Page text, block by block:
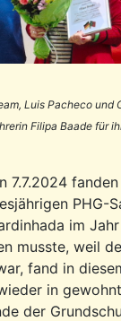
Luis Pacheco
Filipa Baade für
7.7.2024
PHG-
im
musste, weil
fand in
in
der